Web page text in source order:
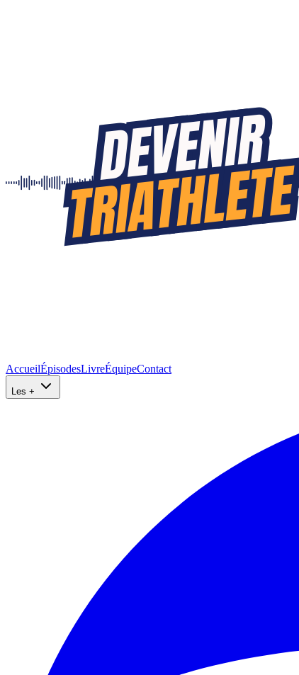
AccueilÉpisodesLivreÉquipeContact
Les +